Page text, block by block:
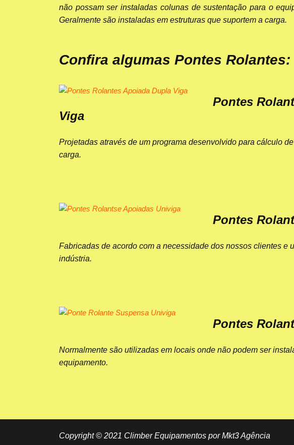
não possam ser instaladas colunas de sustentação para o
Geralmente são instaladas em estruturas que suportem a carga.
Confira algumas Pontes Rolantes:
Pontes
Viga
Projetadas através de um programa desenvolvido para cálculo
carga.
Pontes
Fabricadas de acordo com a necessidade dos nossos clientes e
indústria.
Pontes
Normalmente são utilizadas em locais onde não podem ser
equipamento.
Copyright © 2021 Climber Equipamentos por Mkt3 Agência